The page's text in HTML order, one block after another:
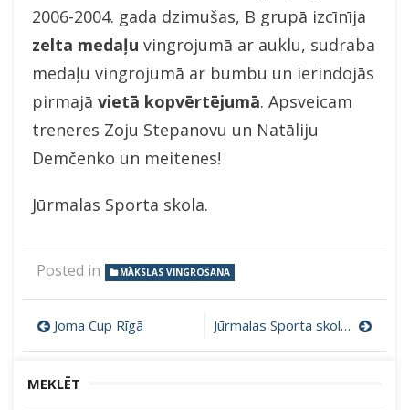
2006-2004. gada dzimušas, B grupā izcīnīja
zelta medaļu vingrojumā ar auklu, sudraba
medaļu vingrojumā ar bumbu un ierindojās
pirmajā vietā kopvērtējumā. Apsveicam
treneres Zoju Stepanovu un Natāliju
Demčenko un meitenes!
Jūrmalas Sporta skola.
Posted in MĀKSLAS VINGROŠANA
Ziņu
izvēlne
Joma Cup Rīgā Jūrmalas Sporta skolas peldētāji izcīna 11 medaļas
MEKLĒT